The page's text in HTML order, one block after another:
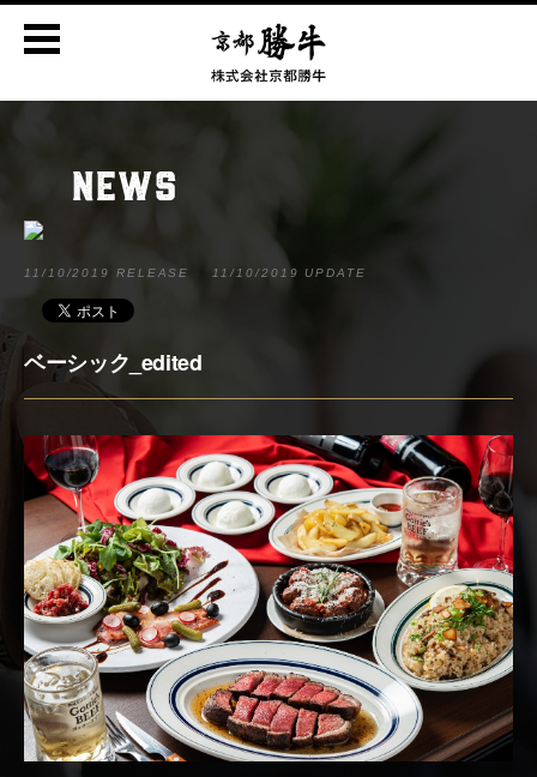
NEWS
11/10/2019 RELEASE 11/10/2019 UPDATE
ベーシック_edited